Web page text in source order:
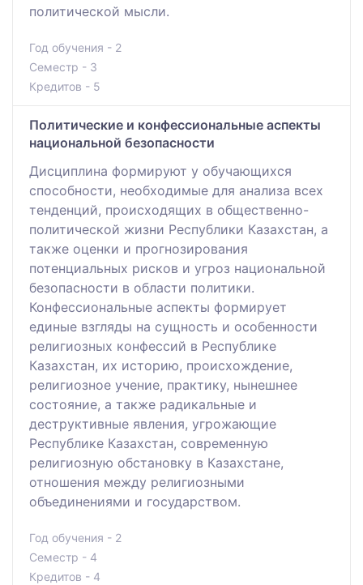
политической мысли.
Год обучения - 2
Семестр - 3
Кредитов - 5
Политические и конфессиональные аспекты
национальной безопасности
Дисциплина формируют у обучающихся
способности, необходимые для анализа всех
тенденций, происходящих в общественно-
политической жизни Республики Казахстан, а
также оценки и прогнозирования
потенциальных рисков и угроз национальной
безопасности в области политики.
Конфессиональные аспекты формирует
единые взгляды на сущность и особенности
религиозных конфессий в Республике
Казахстан, их историю, происхождение,
религиозное учение, практику, нынешнее
состояние, а также радикальные и
деструктивные явления, угрожающие
Республике Казахстан, современную
религиозную обстановку в Казахстане,
отношения между религиозными
объединениями и государством.
Год обучения - 2
Семестр - 4
Кредитов - 4